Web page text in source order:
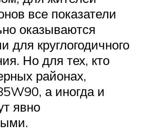
все показатели
оказываются
для круглогодичного
Но для тех, кто
районах,
а иногда и
явно